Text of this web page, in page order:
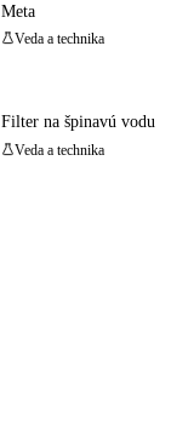
Meta
Veda a technika
Filter na špinavú vodu
Veda a technika